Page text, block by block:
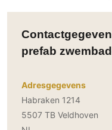
prefab
Adresgegevens
Habraken 1214
5507 TB Veldhoven